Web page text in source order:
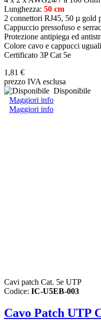
Lunghezza: 50 cm
2 connettori RJ45, 50 µ gold
Cappuccio pressofuso e
Protezione antipiega ed
Colore cavo e cappucci uguali
Certificato 3P Cat 5e
1,81 €
prezzo IVA esclusa
Disponibile
Maggiori info
Maggiori info
Cavi patch Cat. 5e UTP
Codice: IC-U5EB-003
Cavo Patch UTP